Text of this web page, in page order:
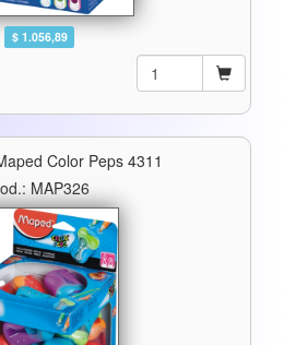
$ 1.056,89
Color Peps 4311
MAP326